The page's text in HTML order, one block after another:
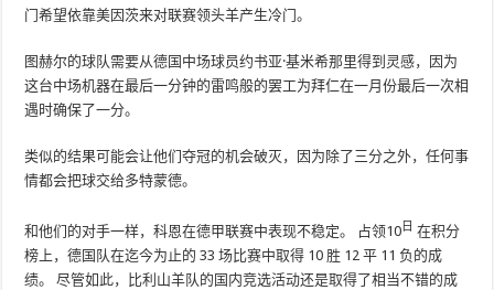
门希望依靠美因茨来对联赛领头羊产生冷门。
图赫尔的球队需要从德国中场球员约书亚·基米希那里得到灵感，因为
这台中场机器在最后一分钟的雷鸣般的罢工为拜仁在一月份最后一次相
遇时确保了一分。
类似的结果可能会让他们夺冠的机会破灭，因为除了三分之外，任何事
情都会把球交给多特蒙德。
和他们的对手一样，科恩在德甲联赛中表现不稳定。 占领10日 在积分
榜上，德国队在迄今为止的 33 场比赛中取得 10 胜 12 平 11 负的成
绩。 尽管如此，比利山羊队的国内竞选活动还是取得了相当不错的成